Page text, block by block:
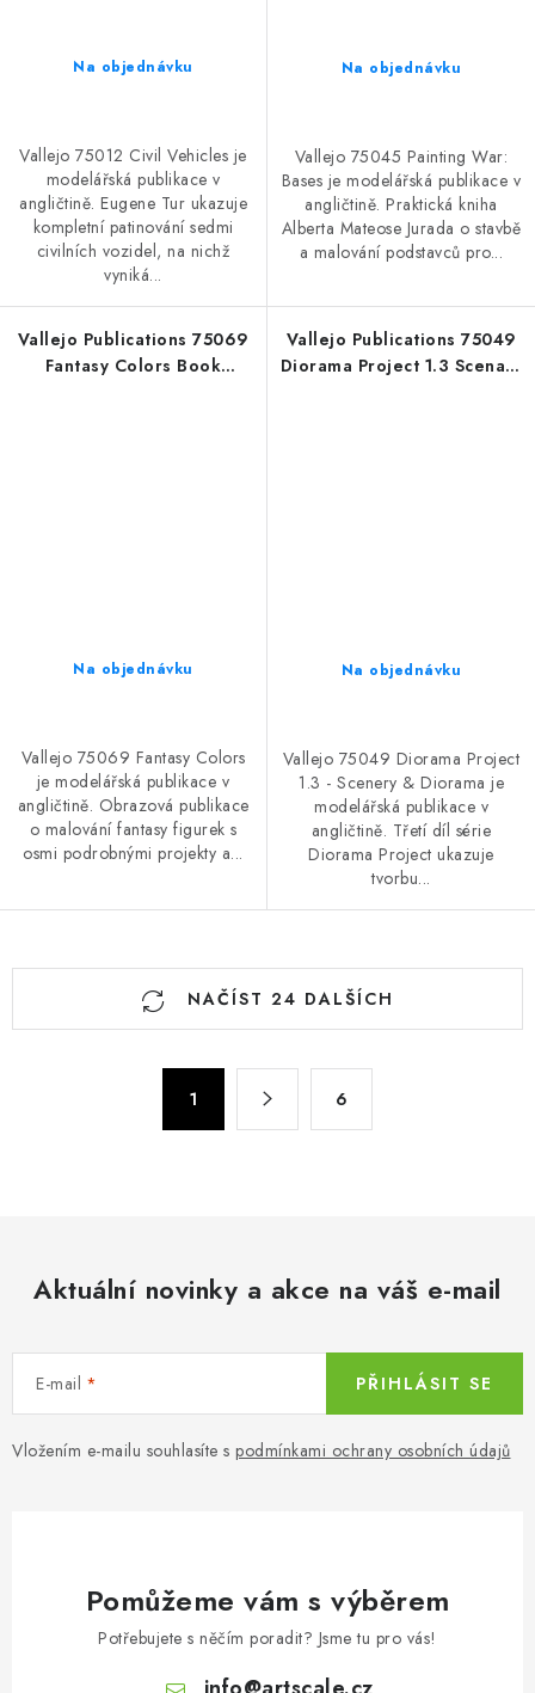
Na objednávku
Vallejo 75012 Civil Vehicles je
modelářská publikace v
angličtině. Eugene Tur ukazuje
kompletní patinování sedmi
civilních vozidel, na nichž
vyniká...
Na objednávku
Vallejo 75045 Painting War:
Bases je modelářská publikace v
angličtině. Praktická kniha
Alberta Mateose Jurada o stavbě
a malování podstavců pro...
Vallejo Publications 75069
Fantasy Colors Book
Na objednávku
Vallejo 75069 Fantasy Colors
je modelářská publikace v
angličtině. Obrazová publikace
o malování fantasy figurek s
osmi podrobnými projekty a...
Vallejo Publications 75049
Diorama Project 1.3 Scenary
Na objednávku
Vallejo 75049 Diorama Project
1.3 - Scenery & Diorama je
modelářská publikace v
angličtině. Třetí díl série
Diorama Project ukazuje
tvorbu...
O
y
ý
p
NAČÍST 24 DALŠÍCH
1 6
Aktuální novinky a akce na váš e-mail
E-mail
Vložením e-mailu souhlasíte s podmínkami ochrany osobních údajů
PŘIHLÁSIT SE
Pomůžeme vám s výběrem
Potřebujete s něčím poradit? Jsme tu pro vás!